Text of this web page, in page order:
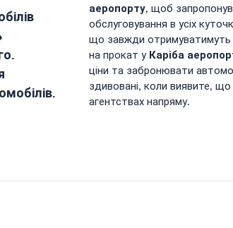
аеропорту, щоб
обслуговування в усіх
що завжди отримуватимуть
на прокат у Каріба
ціни та забронювати
здивовані, коли виявите, що
агентствах напряму.